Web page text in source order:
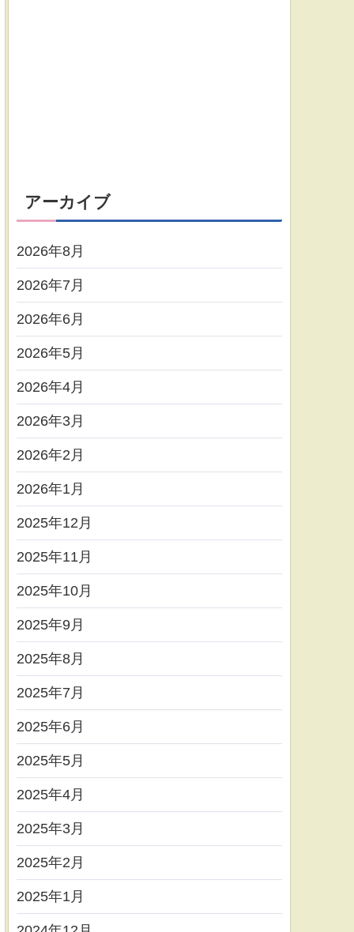
アーカイブ
2026年8月
2026年7月
2026年6月
2026年5月
2026年4月
2026年3月
2026年2月
2026年1月
2025年12月
2025年11月
2025年10月
2025年9月
2025年8月
2025年7月
2025年6月
2025年5月
2025年4月
2025年3月
2025年2月
2025年1月